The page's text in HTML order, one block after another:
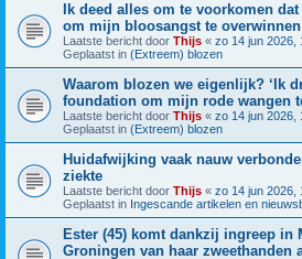
Ik deed alles om te voorkomen
om mijn bloosangst te overwinnen
Laatste bericht door Thijs « zo 14 jun 2026,
Geplaatst in (Extreem) blozen
Waarom blozen we eigenlijk? ‘Ik
foundation om mijn rode wangen
Laatste bericht door Thijs « zo 14 jun 2026,
Geplaatst in (Extreem) blozen
Huidafwijking vaak nauw
ziekte
Laatste bericht door Thijs « zo 14 jun 2026,
Geplaatst in Ingescande artikelen en
Ester (45) komt dankzij ingreep in
Groningen van haar zweethanden